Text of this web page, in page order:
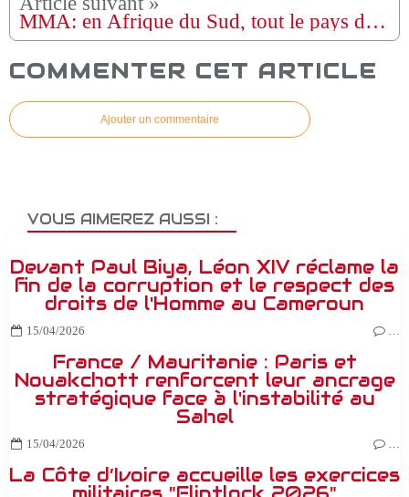
MMA: en Afrique du Sud, tout le pays derrière Dricus Du Plessis
COMMENTER CET ARTICLE
Ajouter un commentaire
VOUS AIMEREZ AUSSI :
Devant Paul Biya, Léon XIV réclame la
fin de la corruption et le respect des
droits de l'Homme au Cameroun
15/04/2026 …
France / Mauritanie : Paris et
Nouakchott renforcent leur ancrage
stratégique face à l'instabilité au
Sahel
15/04/2026 …
La Côte d’Ivoire accueille les exercices